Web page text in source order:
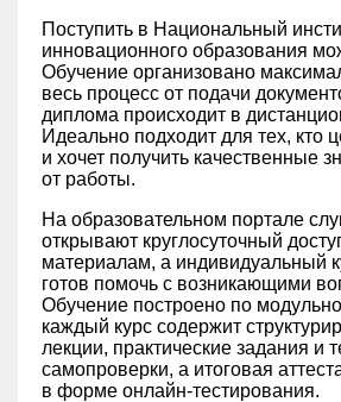
Поступить в Национальный
инновационного образования
Обучение организовано
весь процесс от подачи
диплома происходит в
Идеально подходит для тех, кто
и хочет получить качественные
от работы.
На образовательном портале
открывают круглосуточный
материалам, а индивидуальный
готов помочь с возникающими
Обучение построено по
каждый курс содержит
лекции, практические задания и
самопроверки, а итоговая
в форме онлайн-тестирования.